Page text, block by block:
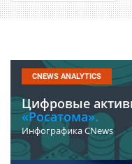
CNEWS ANALYTICS
Цифровые
«Росатома».
Инфографика CNews